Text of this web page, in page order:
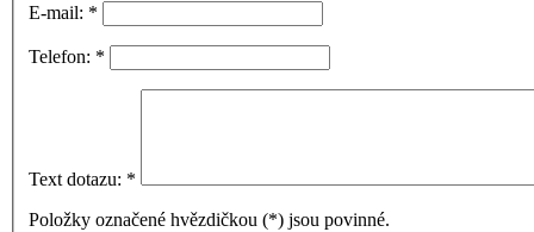
E-mail: *
Telefon: *
Text dotazu: *
Položky označené hvězdičkou (*) jsou povinné.